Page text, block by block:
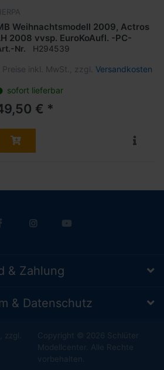
Weihnachtsmodell 2009, Actros
2008 vvsp. EuroKoAufl. -PC-
Nr. H294539
Preise inkl. MwSt., zzgl. Versandkosten
sofort lieferbar
€ *
& Zahlung
& Datenschutz
zzgl.
Copyright © 2026 Schlüter
Modellcenter. Alle Rechte
vorbehalten.